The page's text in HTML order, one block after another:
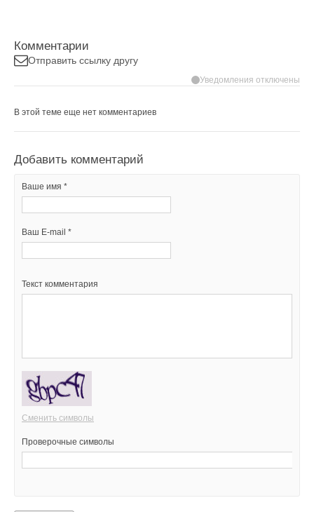
Комментарии
Отправить ссылку другу
Уведомления отключены
В этой теме еще нет комментариев
Добавить комментарий
Ваше имя *
Ваш E-mail *
Текст комментария
Сменить символы
Проверочные символы